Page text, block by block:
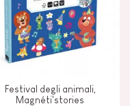
Festival degli animali,
Magnéti'stories